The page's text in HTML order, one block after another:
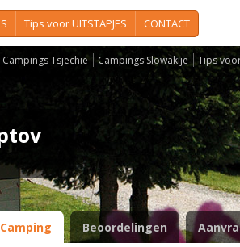
Tips voor UITSTAPJES CONTACT
Campings Tsjechië Campings Slowakije Tips
Camping Beoordelingen